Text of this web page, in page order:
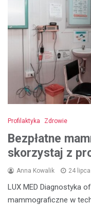
Profilaktyka Zdrowie
Bezpłatne
skorzystaj z
Anna Kowalik 24
LUX MED Diagnostyka
mammograficzne w